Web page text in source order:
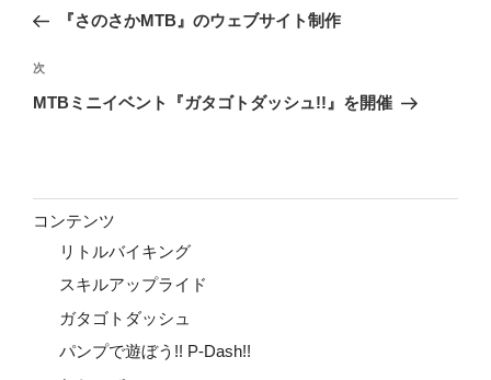
ナ
ビ
ゲ
ン
の
稿
『さのさかMTB』のウェブサイト制作
次
の
次
MTBミニイベント『ガタゴトダッシュ!!』を開催
コンテンツ
リトルバイキング
スキルアップライド
ガタゴトダッシュ
パンプで遊ぼう!! P-Dash!!